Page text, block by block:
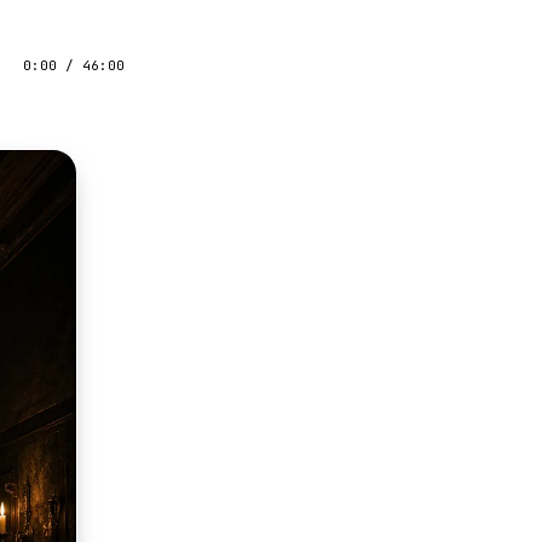
0:00 / 46:00